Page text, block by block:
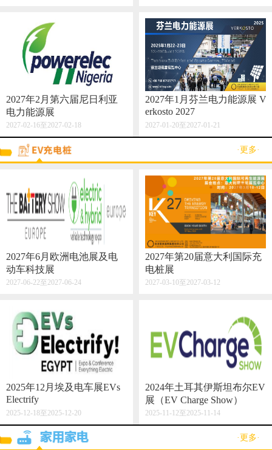
2027年2月第六届尼日利亚
电力能源展
2027-02-16至2027-02-18
2027年1月芬兰电力能源展 V
erkosto 2027
2027-01-20至2027-01-21
·更多·
2027年6月欧洲电池展及电
动车科技展
2027-06-22至2027-06-24
2027年第20届意大利国际充
电桩展
2027-03-10至2027-03-12
2025年12月埃及电车展EVs
Electrify
2025-12-18至2025-12-20
2024年土耳其伊斯坦布尔EV
展（EV Charge Show）
2025-11-12至2025-11-14
·更多·